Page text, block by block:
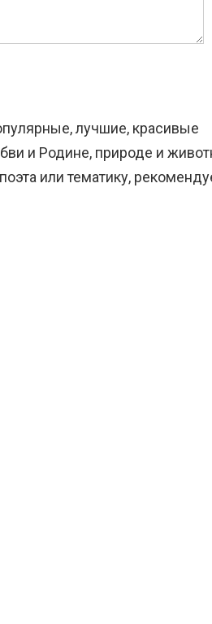
лучшие, красивые
и Родине, природе и
или тематику,